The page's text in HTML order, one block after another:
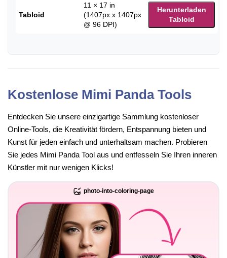
Tabloid
11 × 17 in
(1407px x 1407px
@ 96 DPI)
Herunterladen
Tabloid
Kostenlose Mimi Panda Tools
Entdecken Sie unsere einzigartige Sammlung kostenloser
Online-Tools, die Kreativität fördern, Entspannung bieten und
Kunst für jeden einfach und unterhaltsam machen. Probieren
Sie jedes Mimi Panda Tool aus und entfesseln Sie Ihren inneren
Künstler mit nur wenigen Klicks!
photo-into-coloring-page